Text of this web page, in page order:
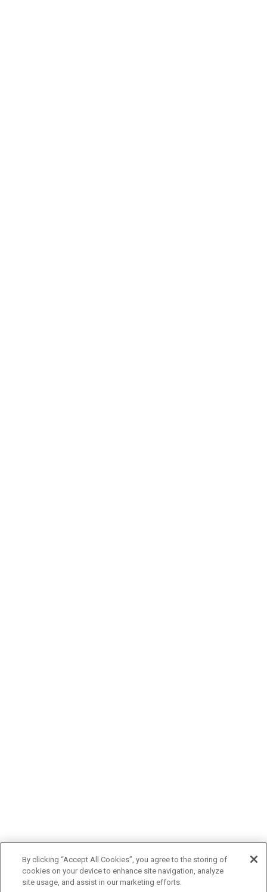
By clicking “Accept All Cookies”, you agree to the storing of
cookies on your device to enhance site navigation, analyze
site usage, and assist in our marketing efforts.